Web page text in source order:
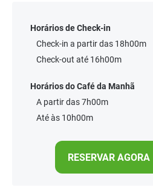
Horários de Check-in
Check-in a partir das 18h00m
Check-out até 16h00m
Horários do Café da Manhã
A partir das 7h00m
Até às 10h00m
RESERVAR AGORA